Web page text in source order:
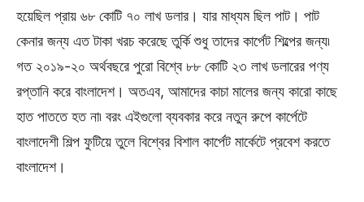
হয়েছিল প্রায় ৬৮ কোটি ৭০ লাখ ডলার। যার মাধ্যম ছিল পাট। পাট
কেনার জন্য এত টাকা খরচ করেছে তুর্কি শুধু তাদের কার্পেট শিল্পের জন্য৷
গত ২০১৯-২০ অর্থবছরে পুরো বিশ্বে ৮৮ কোটি ২৩ লাখ ডলারের পণ্য
রপ্তানি করে বাংলাদেশ। অতএব, আমাদের কাচা মালের জন্য কারো কাছে
হাত পাততে হত না৷ বরং এইগুলো ব্যবকার করে নতুন রুপে কার্পেটে
বাংলাদেশী শিল্প ফুটিয়ে তুলে বিশ্বের বিশাল কার্পেট মার্কেটে প্রবেশ করতে
বাংলাদেশ।